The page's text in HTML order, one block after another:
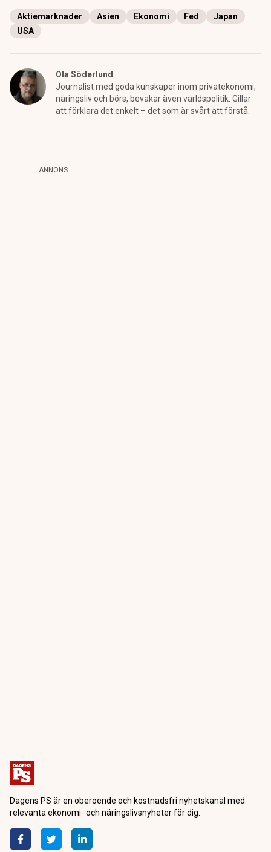
Aktiemarknader Asien Ekonomi Fed
Japan
USA
Ola Söderlund
Journalist med goda kunskaper inom privatekonomi,
näringsliv och börs, bevakar även världspolitik. Gillar
att förklara det enkelt – det som är svårt att förstå.
ANNONS
Dagens PS är en oberoende och kostnadsfri nyhetskanal med
relevanta ekonomi- och näringslivsnyheter för dig.